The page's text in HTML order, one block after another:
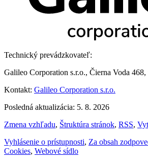
Technický prevádzkovateľ:
Galileo Corporation s.r.o., Čierna Voda 468,
Kontakt: Galileo Corporation s.r.o.
Posledná aktualizácia: 5. 8. 2026
Zmena vzhľadu, Štruktúra stránok, RSS,
Vyhlásenie o prístupnosti, Za obsah
Cookies, Webové sídlo